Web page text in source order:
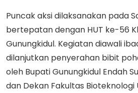
Puncak aksi dilaksanakan pada
bertepatan dengan HUT ke-56
Gunungkidul. Kegiatan diawali
dilanjutkan penyerahan bibit
oleh Bupati Gunungkidul Endah
dan Dekan Fakultas Bioteknologi